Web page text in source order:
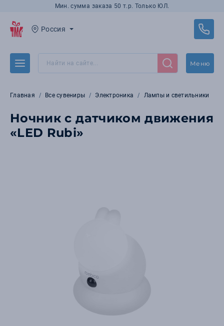
Мин. сумма заказа 50 т.р. Только ЮЛ.
Россия
Меню
Главная Все сувениры Электроника Лампы и светильники
Ночник c датчиком движения
«LED Rubi»